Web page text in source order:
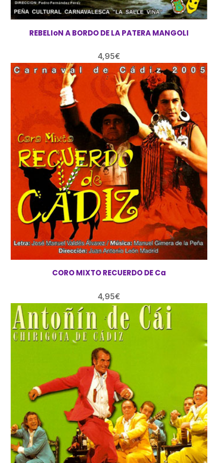
REBELIoN A BORDO DE LA PATERA MANGOLI
4,95€
CORO MIXTO RECUERDO DE Ca
4,95€